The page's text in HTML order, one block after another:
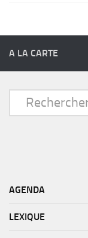
A LA CARTE
AGENDA
LEXIQUE